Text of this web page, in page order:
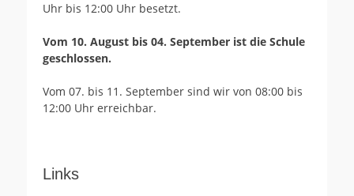
Uhr bis 12:00 Uhr besetzt.
Vom 10. August bis 04. September ist die Schule
geschlossen.
Vom 07. bis 11. September sind wir von 08:00 bis
12:00 Uhr erreichbar.
Links